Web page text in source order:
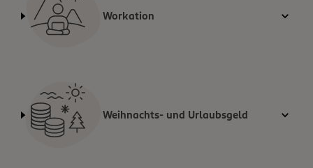
Workation
Weihnachts- und Urlaubsgeld